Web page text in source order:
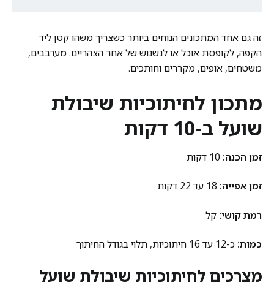
זה גם אחד המתכונים הנוחים ביותר כשצריך משהו קטן ליד
הקפה, לקופסת אוכל או לנשנוש של אחר הצהריים. מערבבים,
משטחים, אופים, מקררים וחותכים.
מתכון לחיתוכיות שיבולת
שועל ב-10 דקות
זמן הכנה:
זמן אפייה:
רמת קושי: קל
כמות: כ-12 עד 16 חיתוכיות, תלוי בגודל החיתוך
מצרכים לחיתוכיות שיבולת שועל